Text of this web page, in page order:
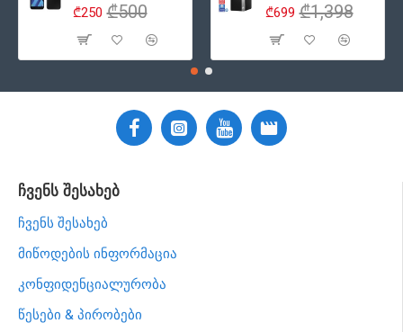
₾250 ₾500 ₾699 ₾1,398
ჩვენს შესახებ
ჩვენს შესახებ
მიწოდების ინფორმაცია
კონფიდენციალურობა
წესები & პირობები